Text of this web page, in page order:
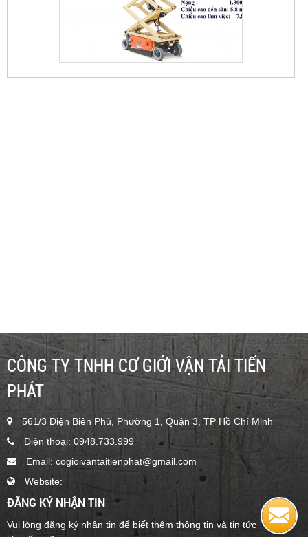
XE NÂNG CẮT KÉO 5,7M
BOOMLIFT CHẠY ĐIỆN 9M - JLG E300AJP
1
CÔNG TY TNHH CƠ GIỚI VẬN TẢI TIẾN
PHÁT
561/3 Điện Biên Phủ, Phường 1, Quận 3, TP Hồ Chí Minh
Điện thoại: 0948.733.999
Email: cogioivantaitienphat@gmail.com
Website:
ĐĂNG KÝ NHẬN TIN
Vui lòng đăng ký nhận tin để biết thêm thông tin và tin tức